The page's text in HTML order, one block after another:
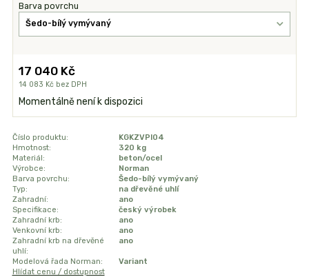
Barva povrchu
17 040 Kč
14 083 Kč bez DPH
Momentálně není k dispozici
Číslo produktu:
KGKZVPI04
Hmotnost:
320 kg
Materiál:
beton/ocel
Výrobce:
Norman
Barva povrchu:
Šedo-bílý vymývaný
Typ:
na dřevěné uhlí
Zahradní:
ano
Specifikace:
český výrobek
Zahradní krb:
ano
Venkovní krb:
ano
Zahradní krb na dřevěné
uhlí:
ano
Modelová řada Norman:
Variant
Hlídat cenu / dostupnost